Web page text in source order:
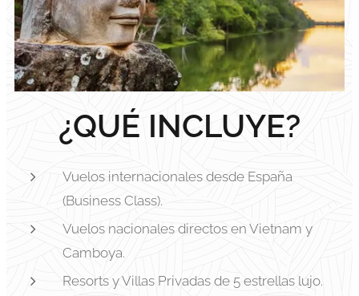
¿QUÉ INCLUYE?
Vuelos internacionales desde España
(Business Class).
Vuelos nacionales directos en Vietnam y
Camboya.
Resorts y Villas Privadas de 5 estrellas lujo.